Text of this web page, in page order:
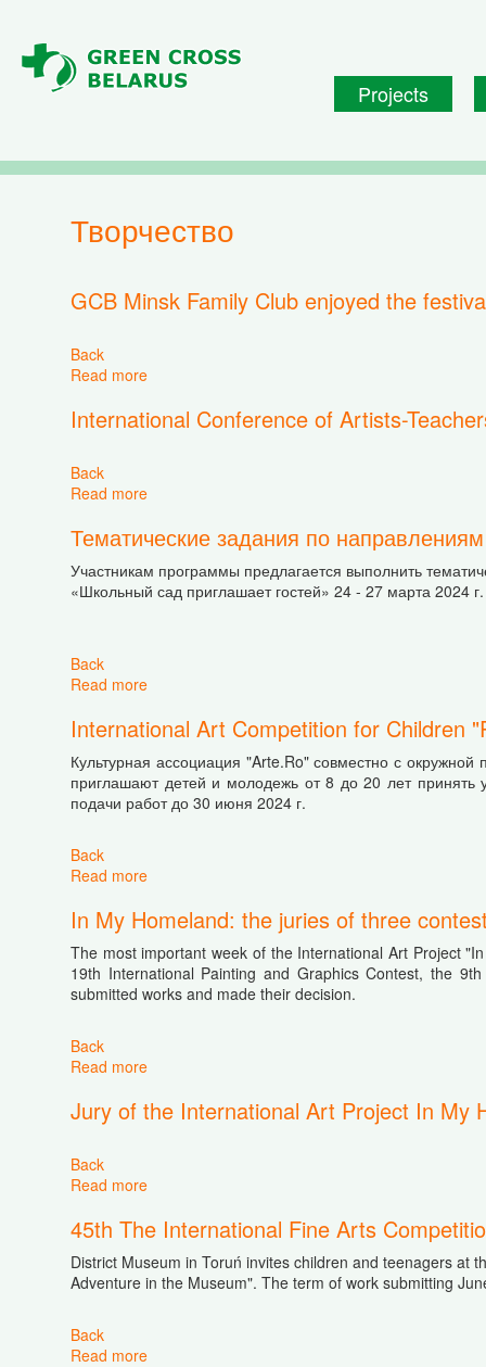
Projects
творчество
GCB Minsk Family Club enjoyed the
Back
Read more
International Conference of Artists-
Back
Read more
Тематические задания по
Участникам программы предлагается выполнить
«Школьный сад приглашает гостей» 24 - 27 марта 2024 г.
Back
Read more
International Art Competition for Children
Культурная ассоциация "Arte.Ro" совместно с
приглашают детей и молодежь от 8 до 20 лет принять
подачи работ до 30 июня 2024 г.
Back
Read more
In My Homeland: the juries of three
The most important week of the International Art Project
19th International Painting and Graphics Contest, the
submitted works and made their decision.
Back
Read more
Jury of the International Art Project In My
Back
Read more
45th The International Fine Arts
District Museum in Toruń invites children and teenagers at
Adventure in the Museum". The term of work submitting
Back
Read more